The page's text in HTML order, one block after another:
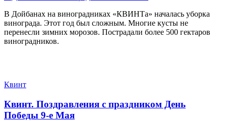
В Дойбанах на виноградниках «КВИНТа» началась уборка
винограда. Этот год был сложным. Многие кусты не
перенесли зимних морозов. Пострадали более 500 гектаров
виноградников.
Квинт
Квинт. Поздравления с праздником День
Победы 9-е Мая